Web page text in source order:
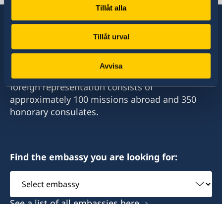
Tillåt alla
Tillåt urval
Avvisa
Sweden has diplomatic relations with almost
all states in the world, with embassies and
consulates in around half of these. Sweden's
foreign representation consists of
approximately 100 missions abroad and 350
honorary consulates.
Find the embassy you are looking for:
Select
embassy